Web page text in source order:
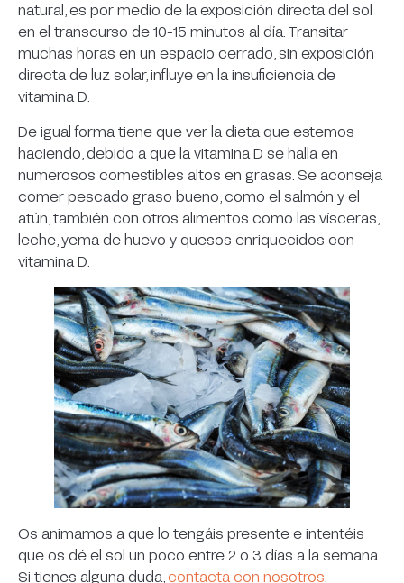
natural, es por medio de la exposición directa del sol
en el transcurso de 10-15 minutos al día. Transitar
muchas horas en un espacio cerrado, sin exposición
directa de luz solar, influye en la insuficiencia de
vitamina D.
De igual forma tiene que ver la dieta que estemos
haciendo, debido a que la vitamina D se halla en
numerosos comestibles altos en grasas. Se aconseja
comer pescado graso bueno, como el salmón y el
atún, también con otros alimentos como las vísceras,
leche, yema de huevo y quesos enriquecidos con
vitamina D.
Os animamos a que lo tengáis presente e intentéis
que os dé el sol un poco entre 2 o 3 días a la semana.
Si tienes alguna duda, contacta con nosotros